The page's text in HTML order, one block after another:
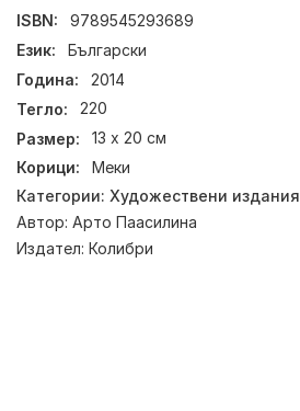
ISBN:
9789545293689
Език:
Български
Година:
2014
Тегло:
220
Размер:
13 х 20 см
Корици:
Меки
Категории: Художествени издания
Автор: Арто Паасилина
Издател: Колибри